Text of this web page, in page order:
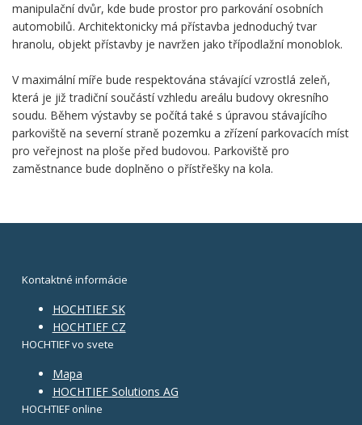
manipulační dvůr, kde bude prostor pro parkování osobních
automobilů. Architektonicky má přístavba jednoduchý tvar
hranolu, objekt přístavby je navržen jako třípodlažní monoblok.
V maximální míře bude respektována stávající vzrostlá zeleň,
která je již tradiční součástí vzhledu areálu budovy okresního
soudu. Během výstavby se počítá také s úpravou stávajícího
parkoviště na severní straně pozemku a zřízení parkovacích míst
pro veřejnost na ploše před budovou. Parkoviště pro
zaměstnance bude doplněno o přístřešky na kola.
Kontaktné informácie
HOCHTIEF SK
HOCHTIEF CZ
HOCHTIEF vo svete
Mapa
HOCHTIEF Solutions AG
HOCHTIEF online